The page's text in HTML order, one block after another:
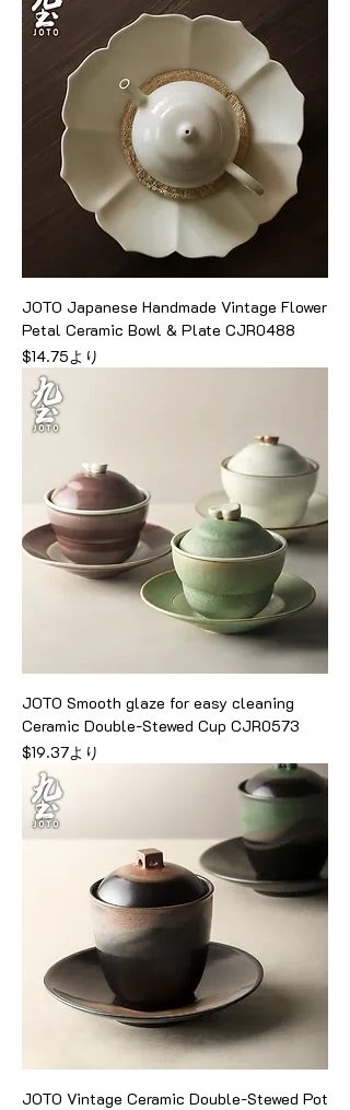
JOTO Japanese Handmade Vintage Flower
Petal Ceramic Bowl & Plate CJR0488
$14.75より
セール価格
JOTO Smooth glaze for easy cleaning
Ceramic Double-Stewed Cup CJR0573
$19.37より
セール価格
JOTO Vintage Ceramic Double-Stewed Pot